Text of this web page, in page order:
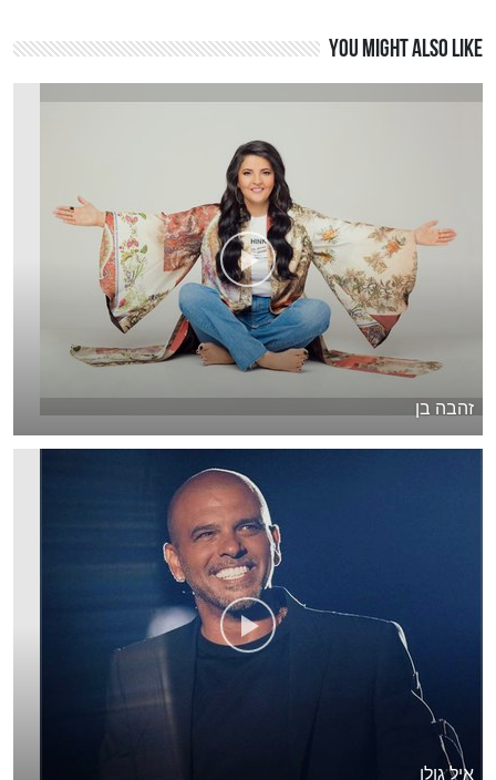
You might also like
זהבה בן
איל גולן